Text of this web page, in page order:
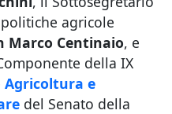
agricole
Marco Centinaio, e
della IX
Agricoltura e
del Senato della